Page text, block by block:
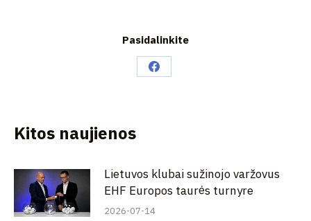
Pasidalinkite
Share
Kitos naujienos
Lietuvos klubai sužinojo varžovus
EHF Europos taurės turnyre
2026-07-14